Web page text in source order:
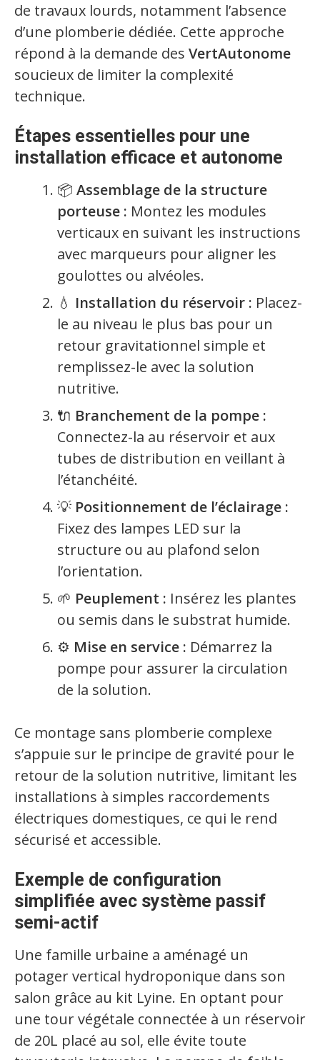
de travaux lourds, notamment l’absence
d’une plomberie dédiée. Cette approche
répond à la demande des VertAutonome
soucieux de limiter la complexité
technique.
Étapes essentielles pour une
installation efficace et autonome
📦 Assemblage de la structure
porteuse : Montez les modules
verticaux en suivant les instructions
avec marqueurs pour aligner les
goulottes ou alvéoles.
💧 Installation du réservoir : Placez-
le au niveau le plus bas pour un
retour gravitationnel simple et
remplissez-le avec la solution
nutritive.
🔌 Branchement de la pompe :
Connectez-la au réservoir et aux
tubes de distribution en veillant à
l’étanchéité.
💡 Positionnement de l’éclairage :
Fixez des lampes LED sur la
structure ou au plafond selon
l’orientation.
🌱 Peuplement : Insérez les plantes
ou semis dans le substrat humide.
⚙️ Mise en service : Démarrez la
pompe pour assurer la circulation
de la solution.
Ce montage sans plomberie complexe
s’appuie sur le principe de gravité pour le
retour de la solution nutritive, limitant les
installations à simples raccordements
électriques domestiques, ce qui le rend
sécurisé et accessible.
Exemple de configuration
simplifiée avec système passif
semi-actif
Une famille urbaine a aménagé un
potager vertical hydroponique dans son
salon grâce au kit Lyine. En optant pour
une tour végétale connectée à un réservoir
de 20L placé au sol, elle évite toute